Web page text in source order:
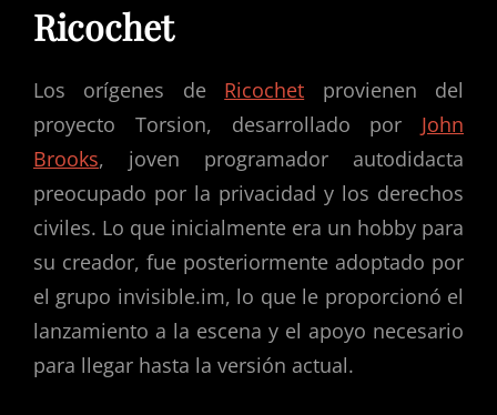
Ricochet
Los orígenes de Ricochet provienen del
proyecto Torsion, desarrollado por John
Brooks, joven programador autodidacta
preocupado por la privacidad y los derechos
civiles. Lo que inicialmente era un hobby para
su creador, fue posteriormente adoptado por
el grupo invisible.im, lo que le proporcionó el
lanzamiento a la escena y el apoyo necesario
para llegar hasta la versión actual.